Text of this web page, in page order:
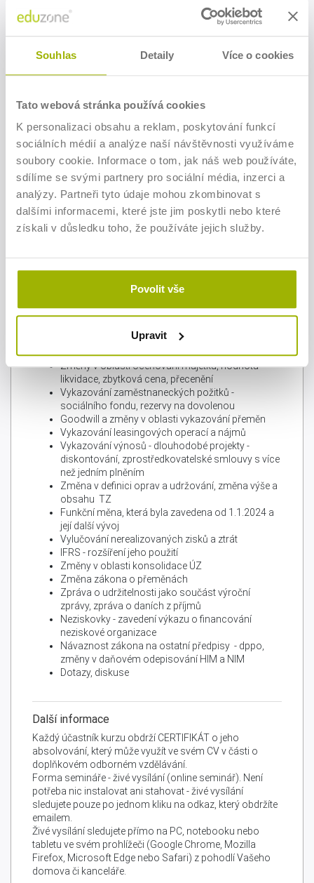
Souhlas Detaily Více o cookies
Tato webová stránka používá cookies
K personalizaci obsahu a reklam, poskytování funkcí
sociálních médií a analýze naší návštěvnosti využíváme
soubory cookie. Informace o tom, jak náš web používáte,
sdílíme se svými partnery pro sociální média, inzerci a
analýzy. Partneři tyto údaje mohou zkombinovat s
dalšími informacemi, které jste jim poskytli nebo které
získali v důsledku toho, že používáte jejich služby.
Povolit vše
Upravit
poradcům a auditorům. Dotkneme i neziskovek, ale
seminář je určen především podnikatelským subjektům.
Změna v účelu účetní závěrky, důvod novelizace
zákona, účinnost zákona
Elektronizace účetnictví, vytěžování dokladů,
zavedení AI do oblasti účetnictví
Kategorizace účetních jednotek - mikro, malé a
střední a velká - změny v parametrech u kategorií
Účetnictví a zveřejňování závěrek, ověřování ÚZ
auditorem, změna ve způsobu počítání obratu od
Verze účetní závěrky a pravidla pro její sestavení,
Změny v oblasti hotovostního, dříve
jednoduchého účetnictví, vedení hotovostního
současné a reálné hodnoty
Rezerva na likvidací, změna v oblasti ostatních
rezerv
Změny v oblasti oceňování majetku, hodnota
likvidace, zbytková cena, přecenění
Vykazování zaměstnaneckých požitků -
sociálního fondu, rezervy na dovolenou
Goodwill a změny v oblasti vykazování přeměn
Vykazování leasingových operací a nájmů
Vykazování výnosů - dlouhodobé projekty -
diskontování, zprostředkovatelské smlouvy s více
než jedním plněním
Změna v definici oprav a udržování, změna výše a
obsahu TZ
Funkční měna, která byla zavedena od 1.1.2024 a
její další vývoj
Vylučování nerealizovaných zisků a ztrát
IFRS - rozšíření jeho použití
Změny v oblasti konsolidace ÚZ
Změna zákona o přeměnách
Zpráva o udržitelnosti jako součást výroční
zprávy, zpráva o daních z příjmů
Neziskovky - zavedení výkazu o financování
neziskové organizace
Návaznost zákona na ostatní předpisy - dppo,
změny v daňovém odepisování HIM a NIM
Dotazy, diskuse
Další informace
Každý účastník kurzu obdrží CERTIFIKÁT o jeho
absolvování, který může využít ve svém CV v části o
doplňkovém odborném vzdělávání.
Forma semináře - živé vysílání (online seminář). Není
potřeba nic instalovat ani stahovat - živé vysílání
sledujete pouze po jednom kliku na odkaz, který obdržíte
emailem.
Živé vysílání sledujete přímo na PC, notebooku nebo
tabletu ve svém prohlížeči (Google Chrome, Mozilla
Firefox, Microsoft Edge nebo Safari) z pohodlí Vašeho
domova či kanceláře.